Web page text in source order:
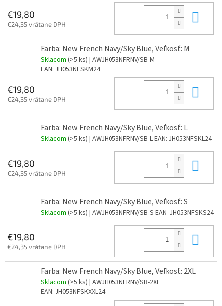
€19,80
€24,35 vrátane DPH
Farba: New French Navy/Sky Blue, Veľkosť: M
Skladom (>5 ks) | AWJH053NFRNV/SB-M
EAN: JH053NFSKM24
€19,80
€24,35 vrátane DPH
Farba: New French Navy/Sky Blue, Veľkosť: L
Skladom (>5 ks) | AWJH053NFRNV/SB-LEAN: JH053NFSKL24
€19,80
€24,35 vrátane DPH
Farba: New French Navy/Sky Blue, Veľkosť: S
Skladom (>5 ks) | AWJH053NFRNV/SB-S EAN: JH053NFSKS24
€19,80
€24,35 vrátane DPH
Farba: New French Navy/Sky Blue, Veľkosť: 2XL
Skladom (>5 ks) | AWJH053NFRNV/SB-2XL
EAN: JH053NFSKXXL24